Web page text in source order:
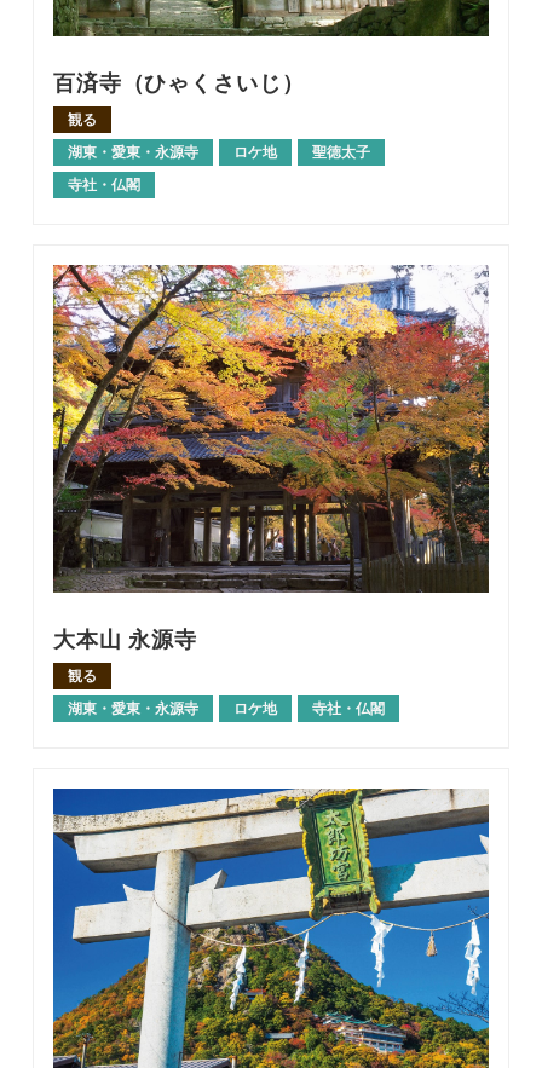
百済寺（ひゃくさいじ）
観る
湖東・愛東・永源寺
ロケ地
聖徳太子
寺社・仏閣
大本山 永源寺
観る
湖東・愛東・永源寺
ロケ地 寺社・仏閣